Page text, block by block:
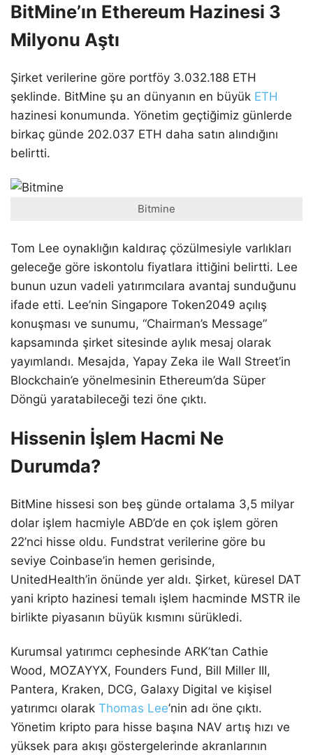
BitMine’ın Ethereum Hazinesi 3
Milyonu Aştı
Şirket verilerine göre portföy 3.032.188 ETH
şeklinde. BitMine şu an dünyanın en büyük ETH
hazinesi konumunda. Yönetim geçtiğimiz günlerde
birkaç günde 202.037 ETH daha satın alındığını
belirtti.
Bitmine
Tom Lee oynaklığın kaldıraç çözülmesiyle varlıkları
geleceğe göre iskontolu fiyatlara ittiğini belirtti. Lee
bunun uzun vadeli yatırımcılara avantaj sunduğunu
ifade etti. Lee’nin Singapore Token2049 açılış
konuşması ve sunumu, “Chairman’s Message”
kapsamında şirket sitesinde aylık mesaj olarak
yayımlandı. Mesajda, Yapay Zeka ile Wall Street’in
Blockchain’e yönelmesinin Ethereum’da Süper
Döngü yaratabileceği tezi öne çıktı.
Hissenin İşlem Hacmi Ne
Durumda?
BitMine hissesi son beş günde ortalama 3,5 milyar
dolar işlem hacmiyle ABD’de en çok işlem gören
22’nci hisse oldu. Fundstrat verilerine göre bu
seviye Coinbase’in hemen gerisinde,
UnitedHealth’in önünde yer aldı. Şirket, küresel DAT
yani kripto hazinesi temalı işlem hacminde MSTR ile
birlikte piyasanın büyük kısmını sürükledi.
Kurumsal yatırımcı cephesinde ARK’tan Cathie
Wood, MOZAYYX, Founders Fund, Bill Miller III,
Pantera, Kraken, DCG, Galaxy Digital ve kişisel
yatırımcı olarak Thomas Lee’nin adı öne çıktı.
Yönetim kripto para hisse başına NAV artış hızı ve
yüksek para akışı göstergelerinde akranlarının